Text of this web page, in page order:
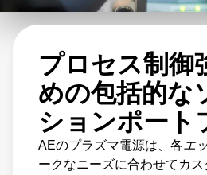
プロセス制御
めの包括的な
ションポート
AEのプラズマ電源は、各エ
ークなニーズに合わせてカス